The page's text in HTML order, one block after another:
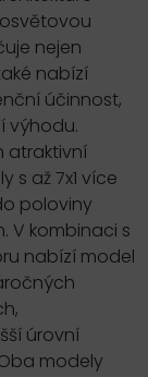
nejen
nabízí
účinnost,
výhodu.
atraktivní
s až 7x1 více
poloviny
V kombinaci s
nabízí model
úrovní
modely